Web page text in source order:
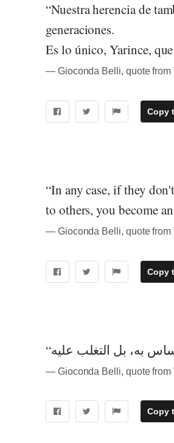
“Nuestra herencia de
generaciones.
Es lo único, Yarince,
― Gioconda Belli, quote from
Copy
“In any case, if they
to others, you become
― Gioconda Belli, quote from
Copy
― Gioconda Belli, quote from
Copy